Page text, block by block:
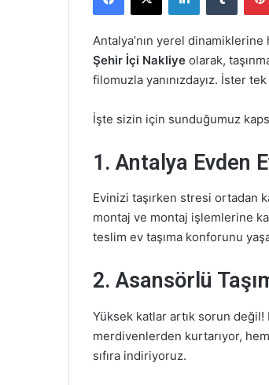
göndermek
Antalya’nın yerel dinamiklerine
Şehir İçi Nakliye olarak,
filomuzla yanınızdayız. İster
İşte sizin için sunduğumuz
1. Antalya Evden
Evinizi taşırken stresi ortadan
montaj ve montaj işlemlerine
teslim ev taşıma konforunu
2. Asansörlü
Yüksek katlar artık sorun değil!
merdivenlerden kurtarıyor,
sıfıra indiriyoruz.